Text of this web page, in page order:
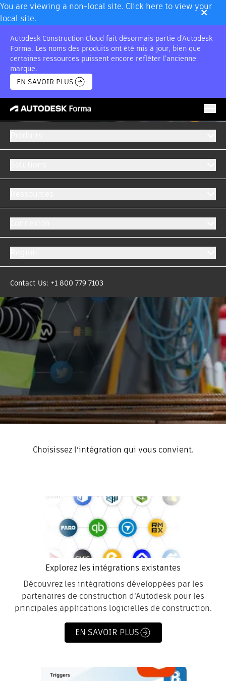
You are viewing a non-local site. Click here to view your
local site.
×
Autodesk Construction Cloud fait désormais partie d’Autodesk
Forma. Les noms des produits ont été mis à jour, bien que
certaines ressources puissent encore refléter l’ancienne
marque.
EN SAVOIR PLUS
Contact Us: +1 800 779 7103
Automatisez vos workflows et éliminez les silos de
données grâce aux intégrations
Exploitez tout le potentiel de la plate-forme
Autodesk Forma pour connecter les données de
votre écosystème technologique, optimiser vos
processus métier et faciliter la collaboration
avec tous les intervenants de vos projets.
Choisissez l’intégration qui vous convient.
Explorez les intégrations existantes
Découvrez les intégrations développées par les
partenaires de construction d’Autodesk pour les
principales applications logicielles de construction.
EN SAVOIR PLUS